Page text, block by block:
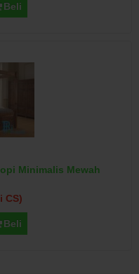
Beli
Minimalis Mewah
CS)
Beli